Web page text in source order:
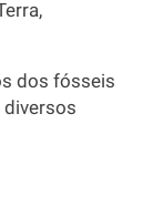
dos fósseis
diversos